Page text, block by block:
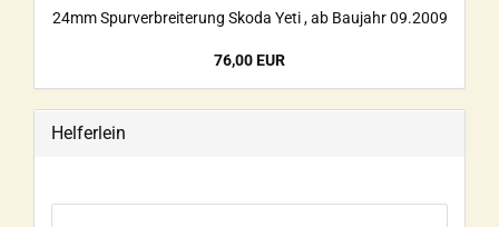
24mm Spurverbreiterung Skoda Yeti , ab Baujahr 09.2009
76,00 EUR
Helferlein